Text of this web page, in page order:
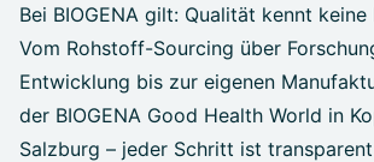
Bei BIOGENA gilt: Qualität kennt keine
Vom Rohstoff-Sourcing über
Entwicklung bis zur eigenen
der BIOGENA Good Health World in
Salzburg – jeder Schritt ist